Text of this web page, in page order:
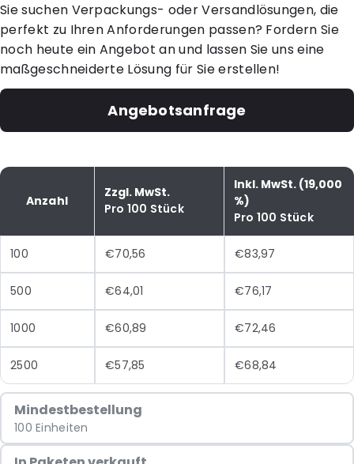
Sie suchen Verpackungs- oder Versandlösungen, die
perfekt zu Ihren Anforderungen passen? Fordern Sie
noch heute ein Angebot an und lassen Sie uns eine
maßgeschneiderte Lösung für Sie erstellen!
Angebotsanfrage
Anzahl
Zzgl. MwSt.
Pro 100 Stück
Inkl. MwSt. (19,000
%)
Pro 100 Stück
100 €70,56 €83,97
500 €64,01 €76,17
1000 €60,89 €72,46
2500 €57,85 €68,84
Mindestbestellung
100 Einheiten